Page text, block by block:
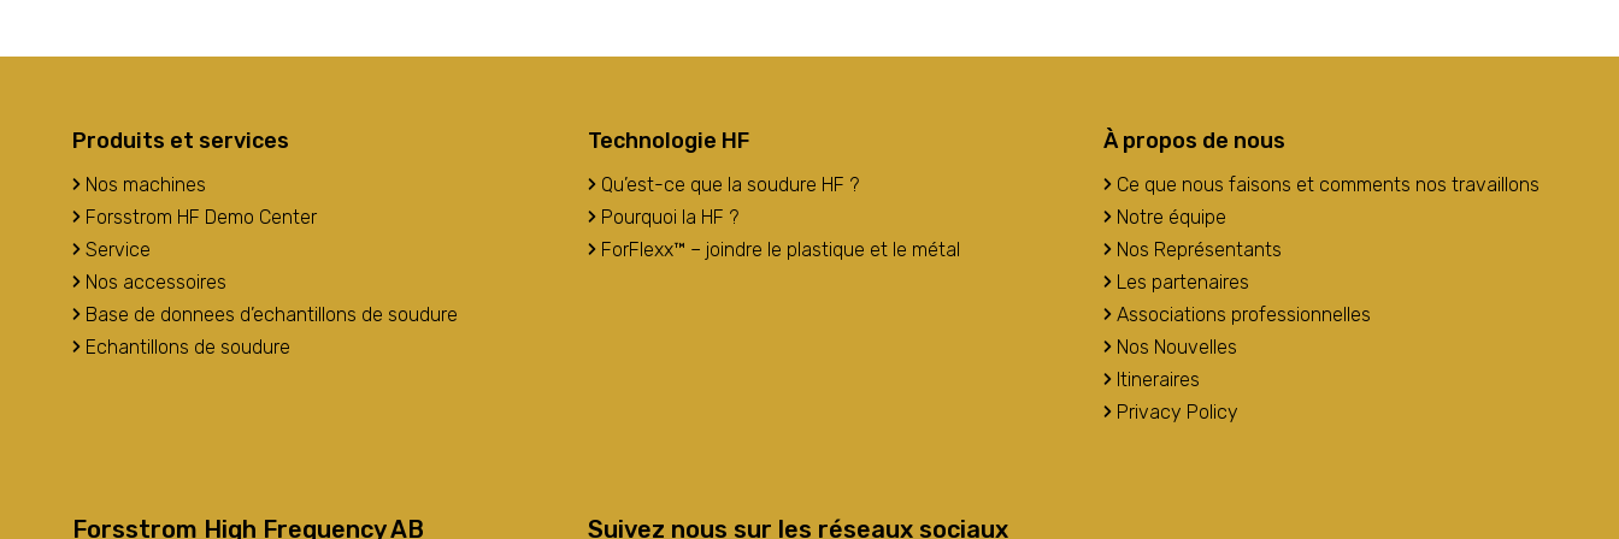
Produits et services
Nos machines
Forsstrom HF Demo Center
Service
Nos accessoires
Base de donnees d’echantillons de soudure
Echantillons de soudure
Technologie HF
Qu’est-ce que la soudure HF ?
Pourquoi la HF ?
ForFlexx™ – joindre le plastique et le métal
À propos de nous
Ce que nous faisons et comments nos travaillons
Notre équipe
Nos Représentants
Les partenaires
Associations professionnelles
Nos Nouvelles
Itineraires
Privacy Policy
Forsstrom High Frequency AB Suivez nous sur les réseaux sociaux